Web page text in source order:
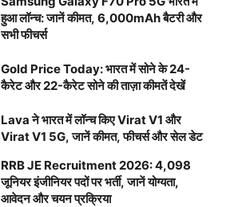
हुआ लॉन्च: जानें कीमत, 6,000mAh बैटरी और
सभी फीचर्स
Gold Price Today: भारत में सोने के 24-
कैरेट और 22-कैरेट सोने की ताज़ा कीमतें देखें
Lava ने भारत में लॉन्च किए Virat V1 और
Virat V1 5G, जानें कीमत, फीचर्स और सेल डेट
RRB JE Recruitment 2026: 4,098
जूनियर इंजीनियर पदों पर भर्ती, जानें योग्यता,
आवेदन और चयन प्रक्रिया